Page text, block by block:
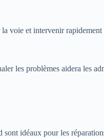
voie et intervenir
les problèmes aidera les
idéaux pour les